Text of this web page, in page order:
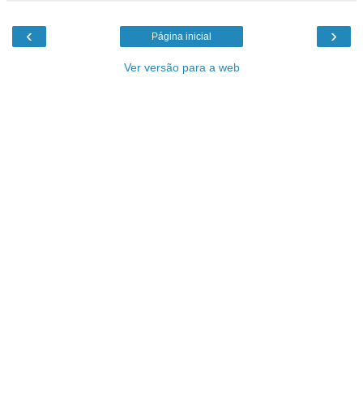
‹ ›
Página inicial
Ver versão para a web